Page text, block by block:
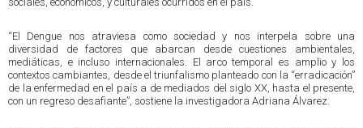
“El Dengue nos atraviesa como sociedad y nos interpela sobre una
diversidad de factores que abarcan desde cuestiones ambientales,
mediáticas, e incluso internacionales. El arco temporal es amplio y los
contextos cambiantes, desde el triunfalismo planteado con la “erradicación”
de la enfermedad en el país a de mediados del siglo XX, hasta el presente,
con un regreso desafiante”, sostiene la investigadora Adriana Álvarez.